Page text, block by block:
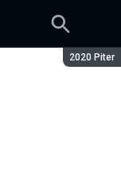
Season:
2020 Piter